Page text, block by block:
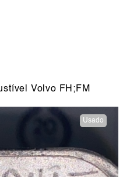
Volvo FH;FM
Usado